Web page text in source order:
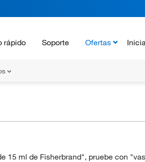
rápido Soporte Ofertas
15 ml de Fisherbrand", pruebe con